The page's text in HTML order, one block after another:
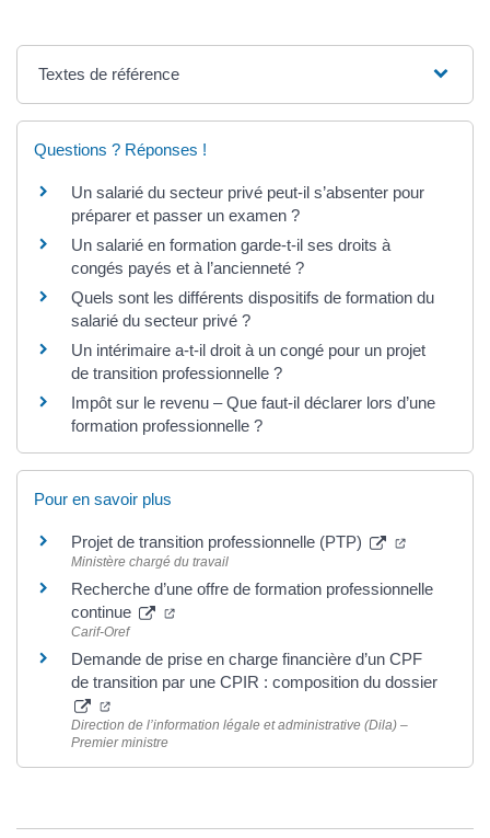
Textes de référence
Questions ? Réponses !
Un salarié du secteur privé peut-il s’absenter pour
préparer et passer un examen ?
Un salarié en formation garde-t-il ses droits à
congés payés et à l’ancienneté ?
Quels sont les différents dispositifs de formation du
salarié du secteur privé ?
Un intérimaire a-t-il droit à un congé pour un projet
de transition professionnelle ?
Impôt sur le revenu – Que faut-il déclarer lors d’une
formation professionnelle ?
Pour en savoir plus
Projet de transition professionnelle (PTP)
Ministère chargé du travail
Recherche d’une offre de formation professionnelle
continue
Carif-Oref
Demande de prise en charge financière d’un CPF
de transition par une CPIR : composition du dossier
Direction de l’information légale et administrative (Dila) –
Premier ministre